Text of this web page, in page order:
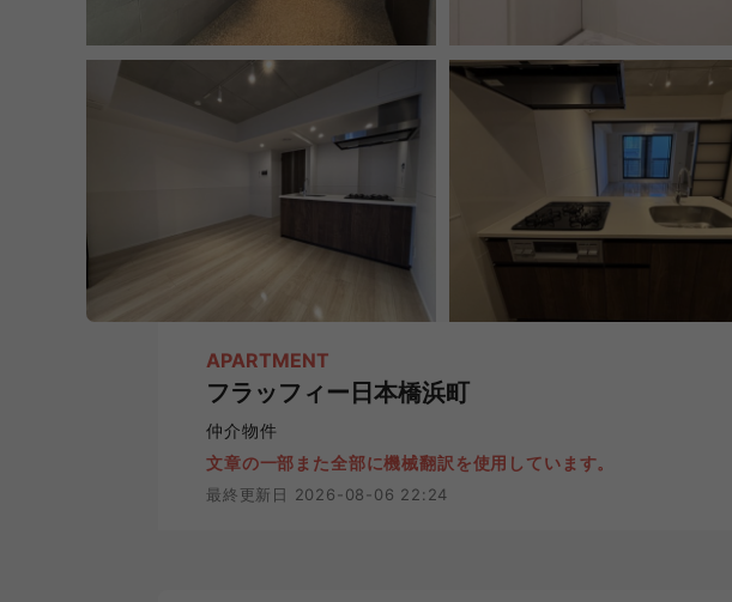
APARTMENT
フラッフィー日本橋浜町
仲介物件
文章の一部また全部に機械翻訳を使用しています。
最終更新日 2026-08-06 22:24